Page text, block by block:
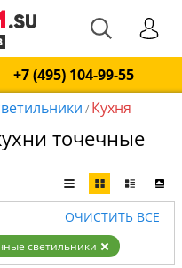
+7 (495) 104-99-55
/ Кухня
точечные
ОЧИСТИТЬ ВСЕ
светильники